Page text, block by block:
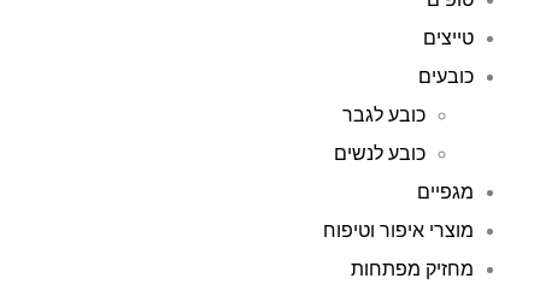
טייצים
כובעים
כובע לגבר
כובע לנשים
מגפיים
מוצרי איפור וטיפוח
מחזיק מפתחות